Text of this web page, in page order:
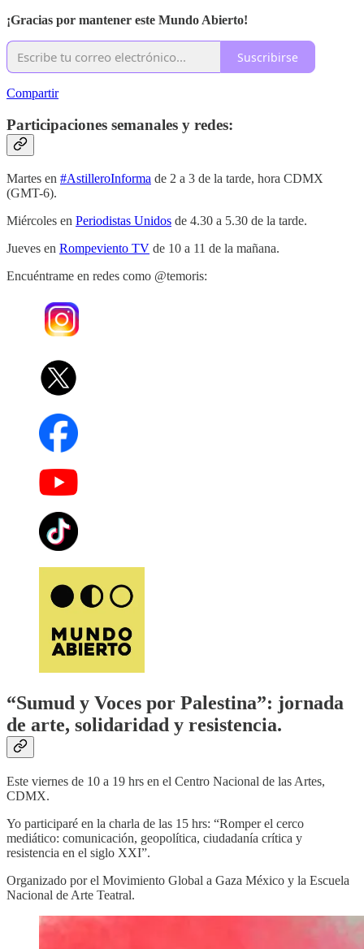
¡Gracias por mantener este Mundo Abierto!
Suscribirse
Compartir
Participaciones semanales y redes:
Martes en #AstilleroInforma de 2 a 3 de la tarde, hora CDMX
(GMT-6).
Miércoles en Periodistas Unidos de 4.30 a 5.30 de la tarde.
Jueves en Rompeviento TV de 10 a 11 de la mañana.
Encuéntrame en redes como @temoris:
“Sumud y Voces por Palestina”: jornada
de arte, solidaridad y resistencia.
Este viernes de 10 a 19 hrs en el Centro Nacional de las Artes,
CDMX.
Yo participaré en la charla de las 15 hrs: “Romper el cerco
mediático: comunicación, geopolítica, ciudadanía crítica y
resistencia en el siglo XXI”.
Organizado por el Movimiento Global a Gaza México y la Escuela
Nacional de Arte Teatral.